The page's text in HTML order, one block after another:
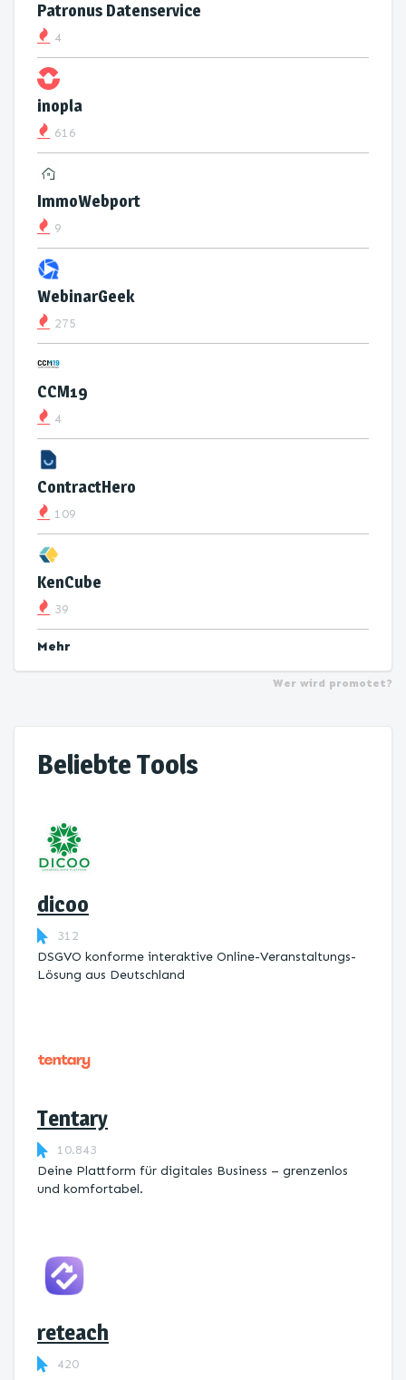
Patronus Datenservice
4
inopla
616
ImmoWebport
9
WebinarGeek
275
CCM19
4
ContractHero
109
KenCube
39
Mehr
Wer wird promotet?
Beliebte Tools
dicoo
312
DSGVO konforme interaktive Online-Veranstaltungs-
Lösung aus Deutschland
Tentary
10.843
Deine Plattform für digitales Business – grenzenlos
und komfortabel.
reteach
420